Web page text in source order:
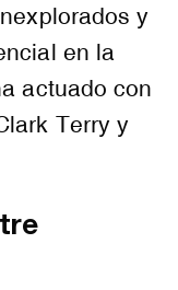
y
en la
actuado con
Terry y